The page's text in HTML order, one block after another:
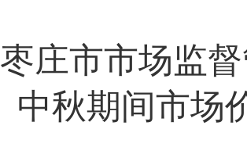
枣庄市市场监
中秋期间市场